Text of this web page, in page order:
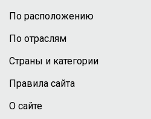
По расположению
По отраслям
Страны и категории
Правила сайта
О сайте